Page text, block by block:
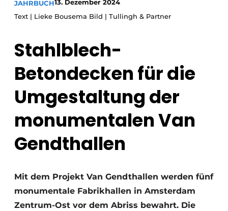
GeschichteMetadaten
Freie Stellen
Videos
JAHRBUCH13. Dezember 2024
Text | Lieke Bousema Bild | Tullingh & Partner
Stahlblech-
Betondecken für die
Umgestaltung der
monumentalen Van
Gendthallen
Mit dem Projekt Van Gendthallen werden fünf
monumentale Fabrikhallen in Amsterdam
Zentrum-Ost vor dem Abriss bewahrt. Die